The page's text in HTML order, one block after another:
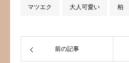
マツエク 大人可愛い 柏
前の記事